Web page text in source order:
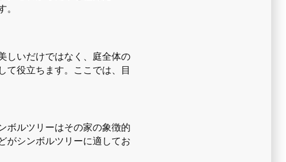
しいだけではなく、庭全体の
て役立ちます。ここでは、目
ボルツリーはその家の象徴的
がシンボルツリーに適してお